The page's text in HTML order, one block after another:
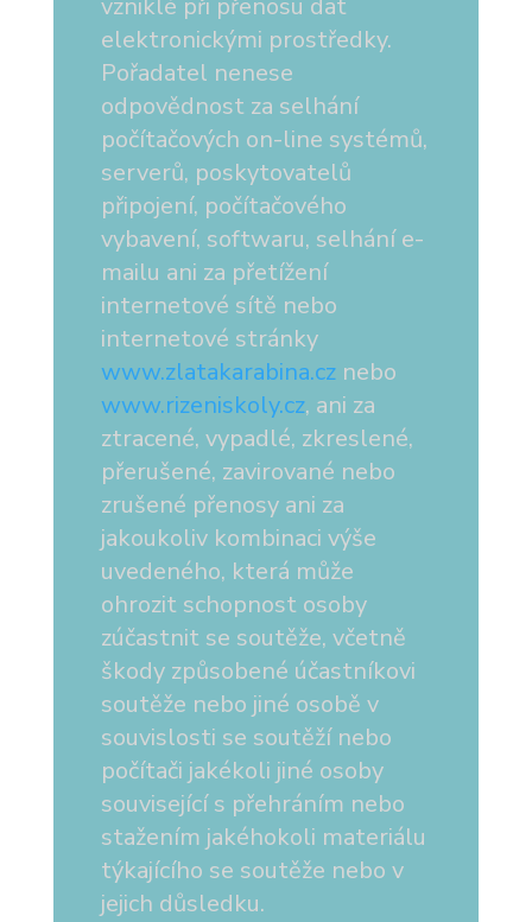
vzniklé při přenosu dat
elektronickými prostředky.
Pořadatel nenese
odpovědnost za selhání
počítačových on-line systémů,
serverů, poskytovatelů
připojení, počítačového
vybavení, softwaru, selhání e-
mailu ani za přetížení
internetové sítě nebo
internetové stránky
www.zlatakarabina.cznebo
www.rizeniskoly.cz, ani za
ztracené, vypadlé, zkreslené,
přerušené, zavirované nebo
zrušené přenosy ani za
jakoukoliv kombinaci výše
uvedeného, která může
ohrozit schopnost osoby
zúčastnit se soutěže, včetně
škody způsobené účastníkovi
soutěže nebo jiné osobě v
souvislosti se soutěží nebo
počítači jakékoli jiné osoby
související s přehráním nebo
stažením jakéhokoli materiálu
týkajícího se soutěže nebo v
jejich důsledku.